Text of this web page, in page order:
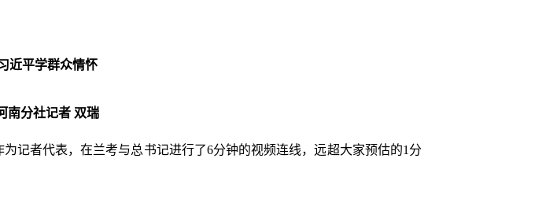
近平学群众情怀
南分社记者 双瑞
记者代表，在兰考与总书记进行了6分钟的视频连线，远超大家预估的1分